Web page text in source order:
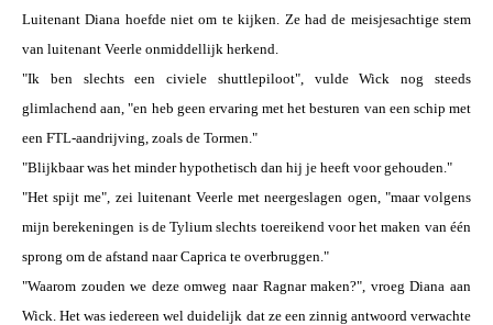
Luitenant Diana hoefde niet om te kijken. Ze had de meisjesachtige stem
van luitenant Veerle onmiddellijk herkend.
"Ik ben slechts een civiele shuttlepiloot", vulde Wick nog steeds
glimlachend aan, "en heb geen ervaring met het besturen van een schip met
een FTL-aandrijving, zoals de Tormen."
"Blijkbaar was het minder hypothetisch dan hij je heeft voor gehouden."
"Het spijt me", zei luitenant Veerle met neergeslagen ogen, "maar volgens
mijn berekeningen is de Tylium slechts toereikend voor het maken van één
sprong om de afstand naar Caprica te overbruggen."
"Waarom zouden we deze omweg naar Ragnar maken?", vroeg Diana aan
Wick. Het was iedereen wel duidelijk dat ze een zinnig antwoord verwachte